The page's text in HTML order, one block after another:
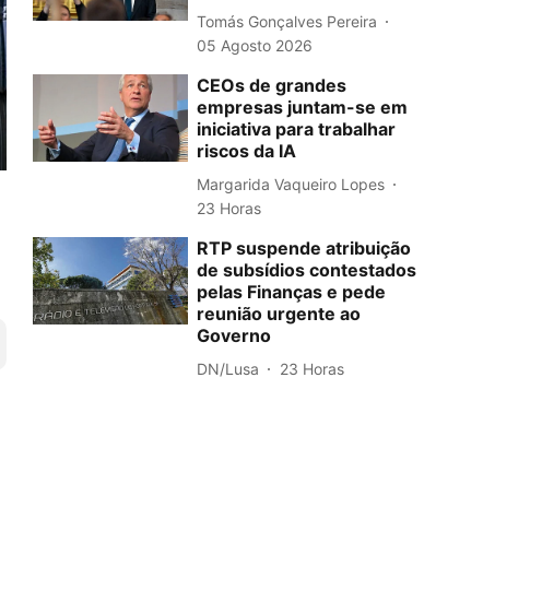
Tomás Gonçalves Pereira
05 Agosto 2026
CEOs de grandes
empresas juntam-se em
iniciativa para trabalhar
riscos da IA
Margarida Vaqueiro Lopes
23 Horas
RTP suspende atribuição
de subsídios contestados
pelas Finanças e pede
reunião urgente ao
Governo
DN/Lusa 23 Horas